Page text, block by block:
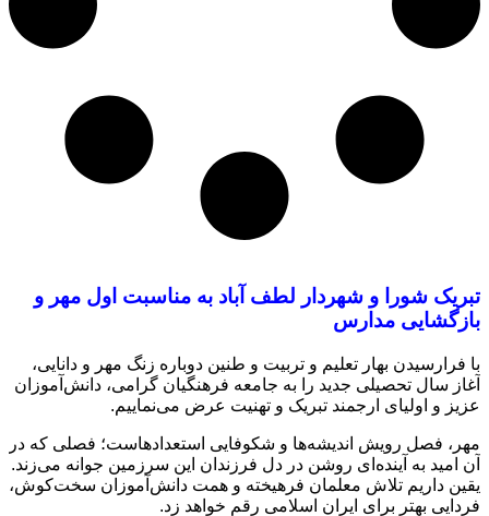
تبریک شورا و شهردار لطف آباد به مناسبت اول مهر و
بازگشایی مدارس
با فرارسیدن بهار تعلیم و تربیت و طنین دوباره زنگ مهر و دانایی،
آغاز سال تحصیلی جدید را به جامعه فرهنگیان گرامی، دانش‌آموزان
عزیز و اولیای ارجمند تبریک و تهنیت عرض می‌نماییم.
مهر، فصل رویش اندیشه‌ها و شکوفایی استعدادهاست؛ فصلی که در
آن امید به آینده‌ای روشن در دل فرزندان این سرزمین جوانه می‌زند.
یقین داریم تلاش معلمان فرهیخته و همت دانش‌آموزان سخت‌کوش،
فردایی بهتر برای ایران اسلامی رقم خواهد زد.